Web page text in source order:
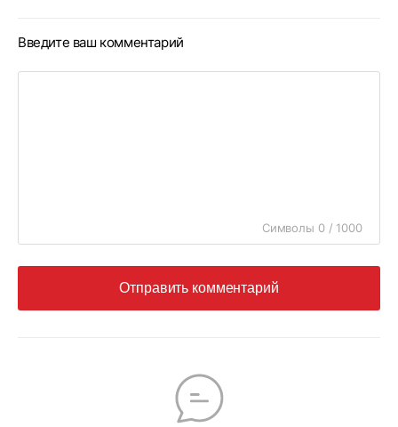
Введите ваш комментарий
Символы 0 / 1000
Отправить комментарий